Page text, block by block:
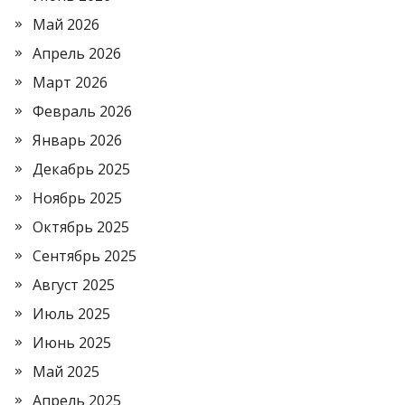
Май 2026
Апрель 2026
Март 2026
Февраль 2026
Январь 2026
Декабрь 2025
Ноябрь 2025
Октябрь 2025
Сентябрь 2025
Август 2025
Июль 2025
Июнь 2025
Май 2025
Апрель 2025